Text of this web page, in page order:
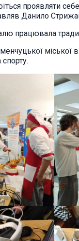
проявляти
Данило
працювала